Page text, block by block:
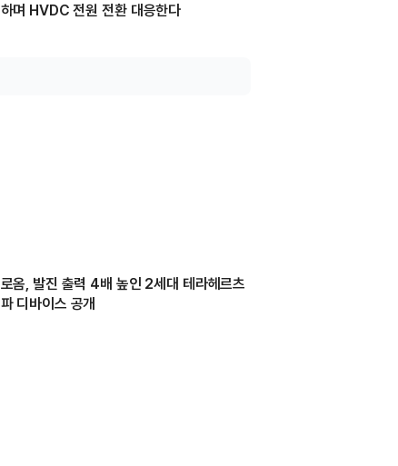
하며 HVDC 전원 전환 대응한다
로옴, 발진 출력 4배 높인 2세대 테라헤르츠
파 디바이스 공개